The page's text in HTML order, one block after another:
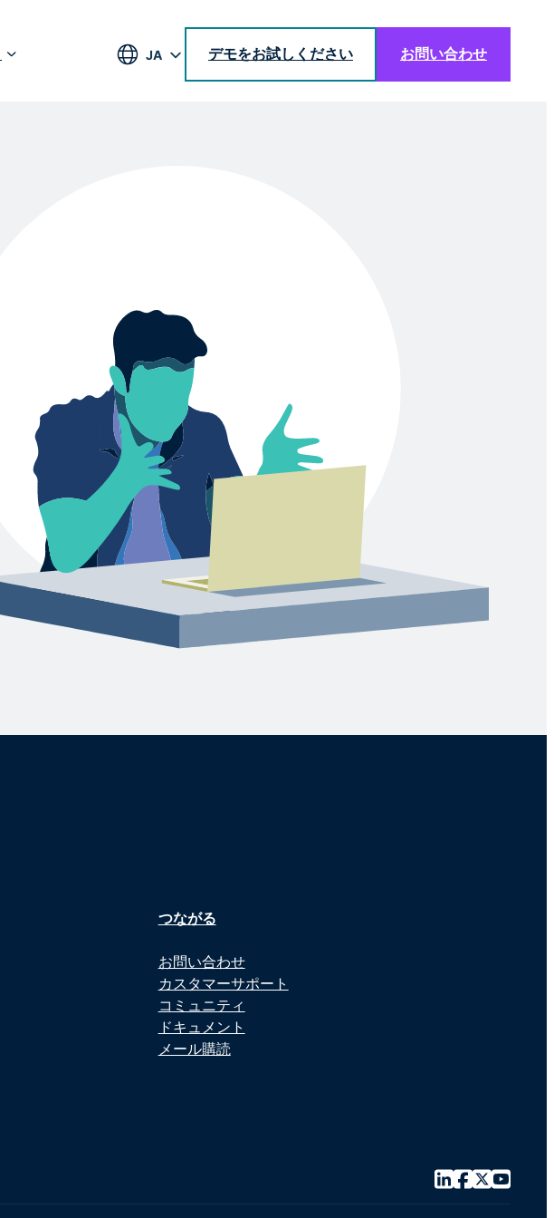
JA
デモをお試しください お問い合わせ
つながる
お問い合わせ
カスタマーサポート
コミュニティ
ドキュメント
メール購読